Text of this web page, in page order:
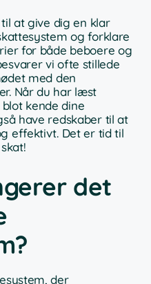
at give dig en klar
og forklare
for både beboere og
vi ofte stillede
med den
Når du har læst
kende dine
have redskaber til at
effektivt. Det er tid til
det
der